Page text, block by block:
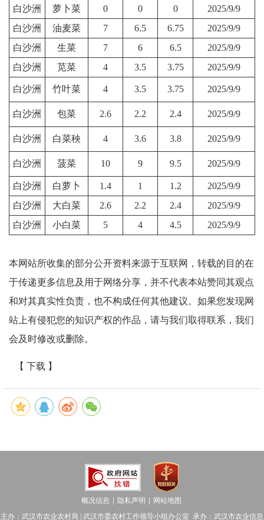
白沙洲
萝卜菜 0 0 0
2025/9/9
白沙洲
油麦菜 7 6.5 6.75
2025/9/9
白沙洲
生菜 7 6 6.5
2025/9/9
白沙洲
苋菜 4 3.5 3.75 2025/9/9
白沙洲 竹叶菜 4 3.5 3.75 2025/9/9
白沙洲 包菜 2.6 2.2 2.4 2025/9/9
白沙洲 白菜秧 4 3.6 3.8 2025/9/9
白沙洲 菠菜 10 9 9.5 2025/9/9
白沙洲 白萝卜 1.4 1 1.2
2025/9/9
白沙洲
大白菜 2.6 2.2 2.4
2025/9/9
白沙洲
小白菜 5 4 4.5 2025/9/9
本网站所收集的部分公开资料来源于互联网，转载的目的在
于传递更多信息及用于网络分享，并不代表本站赞同其观点
和对其真实性负责，也不构成任何其他建议。如果您发现网
站上有侵犯您的知识产权的作品，请与我们取得联系，我们
会及时修改或删除。
【 下载 】
概况信息 隐私声明
网站地图
主办：武汉市农业农村局 | 武汉市委农村工作领导小组办公室 承办：武汉市农业信息